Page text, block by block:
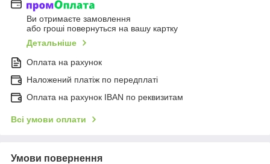
Ви отримаєте замовлення
або гроші повернуться на вашу картку
Детальніше
Оплата на рахунок
Наложений платіж по передплаті
Оплата на рахунок IBAN по реквизитам
Всі умови оплати
Умови повернення